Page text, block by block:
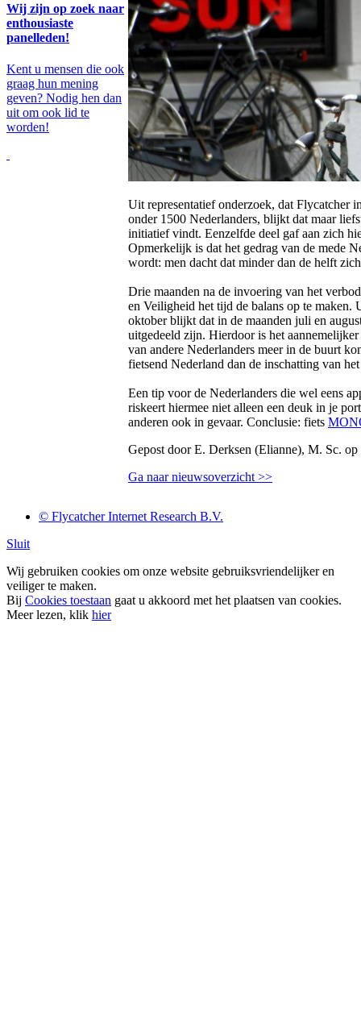
Wij zijn op zoek naar
enthousiaste
panelleden!
Kent u mensen die ook
graag hun mening
geven? Nodig hen dan
uit om ook lid te
worden!
Uit representatief onderzoek, dat Flycatcher
onder 1500 Nederlanders, blijkt dat maar
initiatief vindt. Eenzelfde deel gaf aan zich
Opmerkelijk is dat het gedrag van de mede
wordt: men dacht dat minder dan de helft
Drie maanden na de invoering van het
en Veiligheid het tijd de balans op te maken.
oktober blijkt dat in de maanden juli en
uitgedeeld zijn. Hierdoor is het
van andere Nederlanders meer in de buurt
fietsend Nederland dan de inschatting van
Een tip voor de Nederlanders die wel eens
riskeert hiermee niet alleen een deuk in je
anderen ook in gevaar. Conclusie: fiets
Gepost door E. Derksen (Elianne), M. Sc.
Ga naar nieuwsoverzicht >>
© Flycatcher Internet Research B.V.
Sluit
Wij gebruiken cookies om onze website gebruiksvriendelijker en
veiliger te maken.
Bij Cookies toestaan gaat u akkoord met het plaatsen van cookies.
Meer lezen, klik hier